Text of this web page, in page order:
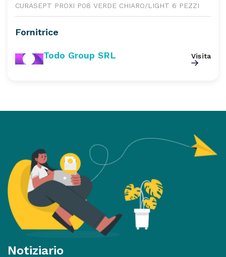
CURASEPT PROXI P08 VERDE CHIARO/LIGHT 6 PEZZI
Fornitrice
Todo Group SRL Visita
Notiziario